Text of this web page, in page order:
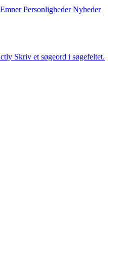
Emner Personligheder Nyheder
Skriv et søgeord i søgefeltet.